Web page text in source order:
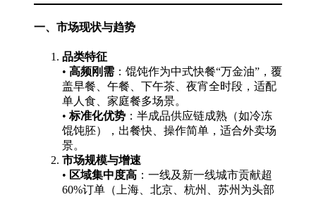
一、市场现状与趋势
品类特征
• 高频刚需 ：馄饨作为中式快餐“万金油”，覆
盖早餐、午餐、下午茶、夜宵全时段，适配
单人食、家庭餐多场景。
• 标准化优势 ：半成品供应链成熟（如冷冻
馄饨胚），出餐快、操作简单，适合外卖场
景。
市场规模与增速
• 区域集中度高 ：一线及新一线城市贡献超
60%订单（上海、北京、杭州、苏州为头部